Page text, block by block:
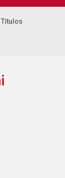
Títulos